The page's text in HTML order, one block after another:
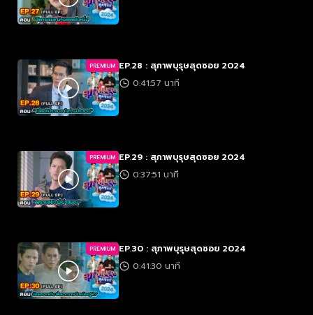
PREMIUM EP.28 : สุภาพบุรุษสุดซอย 2024
0:41:57 นาที
PREMIUM EP.29 : สุภาพบุรุษสุดซอย 2024
0:37:51 นาที
PREMIUM EP.30 : สุภาพบุรุษสุดซอย 2024
0:41:30 นาที